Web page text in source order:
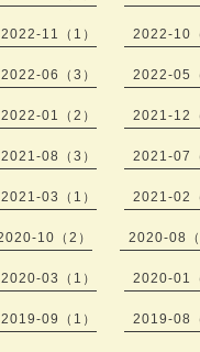
2022-11（1） 2022-10
2022-06（3） 2022-05
2022-01（2） 2021-12
2021-08（3） 2021-07
2021-03（1） 2021-02
10（2） 2020-08（
2020-03（1） 2020-01
2019-09（1） 2019-08